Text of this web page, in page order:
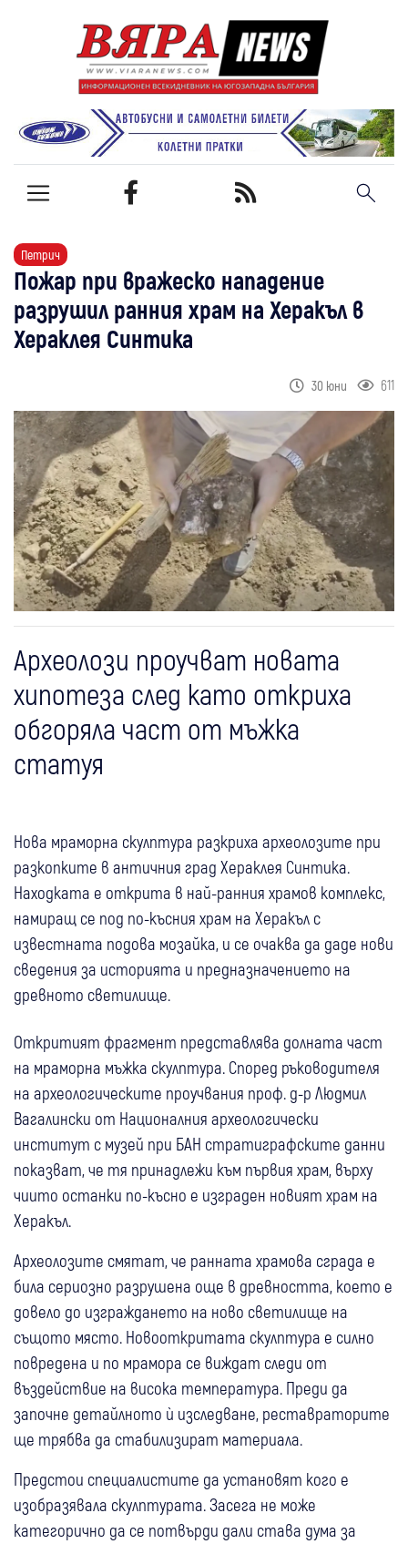
Петрич
Пожар при вражеско нападение
разрушил ранния храм на Херакъл в
Хераклея Синтика
30 юни 611
Археолози проучват новата
хипотеза след като откриха
обгоряла част от мъжка
статуя
Нова мраморна скулптура разкриха археолозите при
разкопките в античния град Хераклея Синтика.
Находката е открита в най-ранния храмов комплекс,
намиращ се под по-късния храм на Херакъл с
известната подова мозайка, и се очаква да даде нови
сведения за историята и предназначението на
древното светилище.
Откритият фрагмент представлява долната част
на мраморна мъжка скулптура. Според ръководителя
на археологическите проучвания проф. д-р Людмил
Вагалински от Националния археологически
институт с музей при БАН стратиграфските данни
показват, че тя принадлежи към първия храм, върху
чиито останки по-късно е изграден новият храм на
Херакъл.
Археолозите смятат, че ранната храмова сграда е
била сериозно разрушена още в древността, което е
довело до изграждането на ново светилище на
същото място. Новооткритата скулптура е силно
повредена и по мрамора се виждат следи от
въздействие на висока температура. Преди да
започне детайлното ѝ изследване, реставраторите
ще трябва да стабилизират материала.
Предстои специалистите да установят кого е
изобразявала скулптурата. Засега не може
категорично да се потвърди дали става дума за